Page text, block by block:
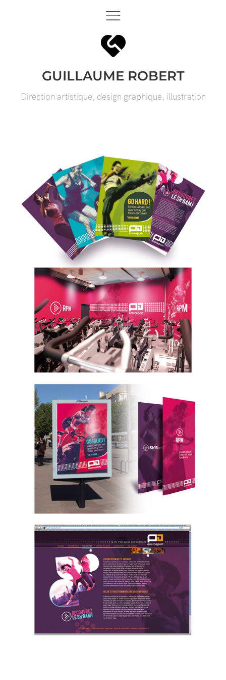
GUILLAUME ROBERT
Direction artistique, design graphique, illustration